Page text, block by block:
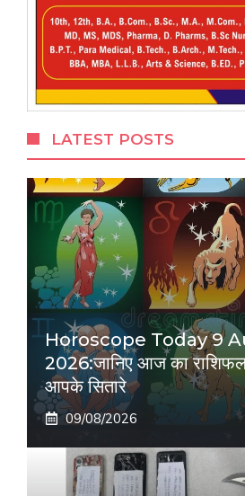
LATEST POSTS
Horoscope Today 9
2026:जानिए आज का
आपके सितारे
09/08/2026